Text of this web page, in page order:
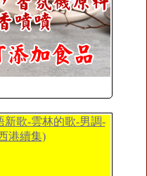
新歌-雲林的歌-男調-
港續集)